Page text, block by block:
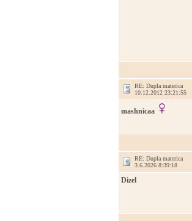
RE: Dupla materica
10.12.2012 23:21:55
mashnicaa
RE: Dupla materica
3.6.2026 8:39:18
Dizel